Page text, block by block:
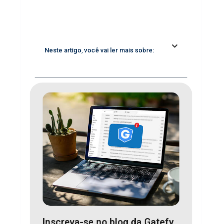
Neste artigo, você vai ler mais sobre: